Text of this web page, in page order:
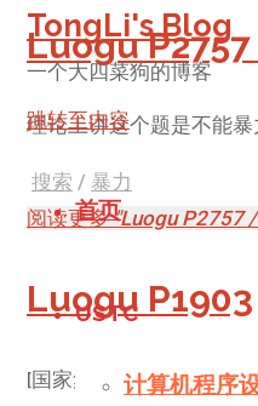
TongLi's Blog
一个大四菜狗的博客
跳转至内容
首页
USTC
计算机程序
Luogu
理论上讲这个题是不能
搜索 / 暴力
阅读更多 "Luogu P2757
Luogu P1903
[国家集训队]数颜色 / 维